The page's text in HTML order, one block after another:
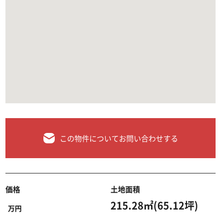
この物件についてお問い合わせする
価格
万円
土地面積
215.28㎡(65.12坪)